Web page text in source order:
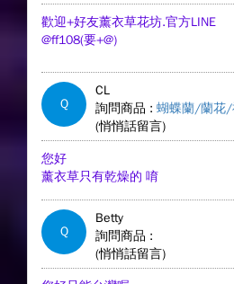
歡迎+好友薰衣草花坊.官方LINE
@ff108(要+@)
Q
CL
詢問商品 : 蝴蝶蘭/蘭花/
(悄悄話留言)
您好
薰衣草只有乾燥的 唷
Q
Betty
詢問商品 :
(悄悄話留言)